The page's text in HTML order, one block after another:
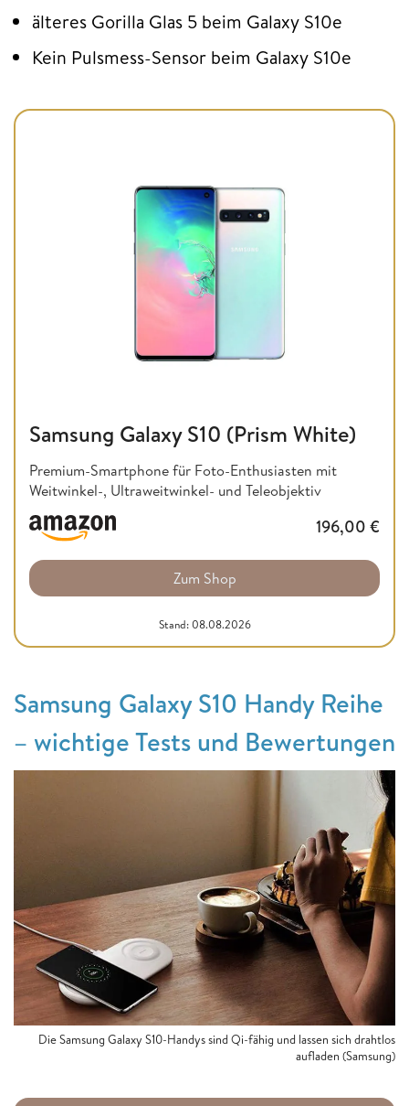
älteres Gorilla Glas 5 beim Galaxy S10e
Kein Pulsmess-Sensor beim Galaxy S10e
Samsung Galaxy S10 (Prism White)
Premium-Smartphone für Foto-Enthusiasten mit
Weitwinkel-, Ultraweitwinkel- und Teleobjektiv
196,00 €
Zum Shop
Stand: 08.08.2026
Samsung Galaxy S10 Handy Reihe
– wichtige Tests und Bewertungen
Die Samsung Galaxy S10-Handys sind Qi-fähig und lassen sich drahtlos
aufladen (Samsung)